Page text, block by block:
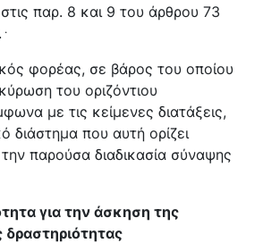
παρ. 8 και 9 του άρθρου 73
.
φορέας, σε βάρος του οποίου
του οριζόντιου
με τις κείμενες διατάξεις,
διάστημα που αυτή ορίζει
παρούσα διαδικασία σύναψης
για την άσκηση της